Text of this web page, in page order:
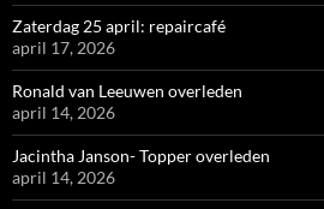
Zaterdag 25 april: repaircafé
april 17, 2026
Ronald van Leeuwen overleden
april 14, 2026
Jacintha Janson- Topper overleden
april 14, 2026